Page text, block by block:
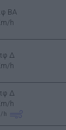
BA
h
Δ
h
Δ
h
h